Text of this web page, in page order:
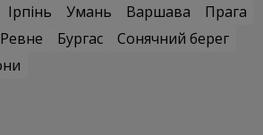
Ірпінь Умань Варшава
Прага
Ревне Бургас
Сонячний берег